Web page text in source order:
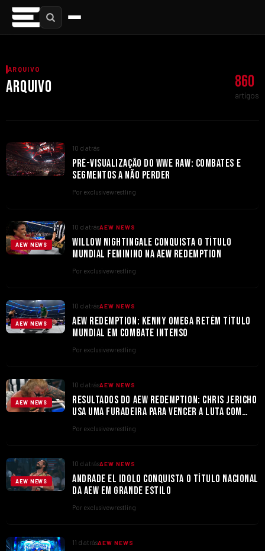
ARQUIVO
ARQUIVO 860
artigos
10 d atrás
PRÉ-VISUALIZAÇÃO DO WWE RAW: COMBATES E
SEGMENTOS A NÃO PERDER
Por exclusivewrestling
AEW NEWS
10 d atrásAEW NEWS
WILLOW NIGHTINGALE CONQUISTA O TÍTULO
MUNDIAL FEMININO NA AEW REDEMPTION
Por exclusivewrestling
AEW NEWS
10 d atrásAEW NEWS
AEW REDEMPTION: KENNY OMEGA RETÉM TÍTULO
MUNDIAL EM COMBATE INTENSO
Por exclusivewrestling
AEW NEWS
10 d atrásAEW NEWS
RESULTADOS DO AEW REDEMPTION: CHRIS JERICHO
USA UMA FURADEIRA PARA VENCER A LUTA COM
TOMMASO CIAMPA
Por exclusivewrestling
AEW NEWS
10 d atrásAEW NEWS
ANDRADE EL IDOLO CONQUISTA O TÍTULO NACIONAL
DA AEW EM GRANDE ESTILO
Por exclusivewrestling
11 d atrásAEW NEWS